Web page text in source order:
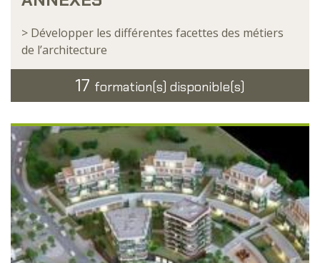
> Développer les différentes facettes des métiers
de l’architecture
17 formation(s) disponible(s)